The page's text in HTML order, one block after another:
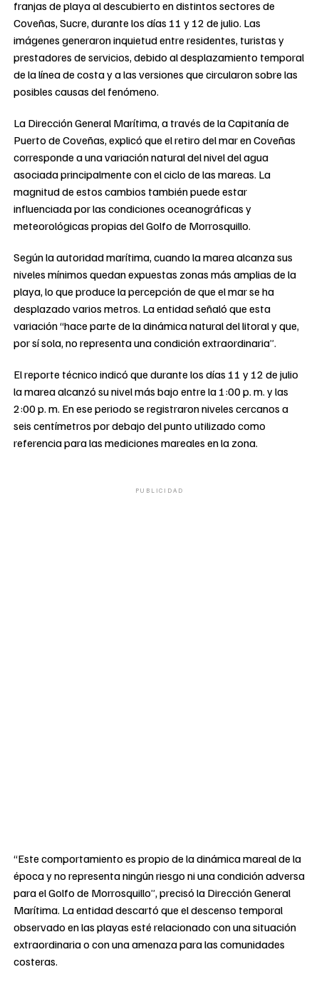
franjas de playa al descubierto en distintos sectores de
Coveñas, Sucre, durante los días 11 y 12 de julio. Las
imágenes generaron inquietud entre residentes, turistas y
prestadores de servicios, debido al desplazamiento temporal
de la línea de costa y a las versiones que circularon sobre las
posibles causas del fenómeno.
La Dirección General Marítima, a través de la Capitanía de
Puerto de Coveñas, explicó que el retiro del mar en Coveñas
corresponde a una variación natural del nivel del agua
asociada principalmente con el ciclo de las mareas. La
magnitud de estos cambios también puede estar
influenciada por las condiciones oceanográficas y
meteorológicas propias del Golfo de Morrosquillo.
Según la autoridad marítima, cuando la marea alcanza sus
niveles mínimos quedan expuestas zonas más amplias de la
playa, lo que produce la percepción de que el mar se ha
desplazado varios metros. La entidad señaló que esta
variación “hace parte de la dinámica natural del litoral y que,
por sí sola, no representa una condición extraordinaria”.
El reporte técnico indicó que durante los días 11 y 12 de julio
la marea alcanzó su nivel más bajo entre la 1:00 p. m. y las
2:00 p. m. En ese periodo se registraron niveles cercanos a
seis centímetros por debajo del punto utilizado como
referencia para las mediciones mareales en la zona.
PUBLICIDAD
“Este comportamiento es propio de la dinámica mareal de la
época y no representa ningún riesgo ni una condición adversa
para el Golfo de Morrosquillo”, precisó la Dirección General
Marítima. La entidad descartó que el descenso temporal
observado en las playas esté relacionado con una situación
extraordinaria o con una amenaza para las comunidades
costeras.